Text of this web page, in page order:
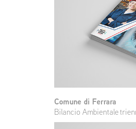
Comune di Ferrara
Bilancio Ambientale